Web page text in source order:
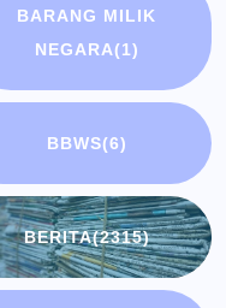
BARANG MILIK
NEGARA(1)
BBWS(6)
BERITA(2315)